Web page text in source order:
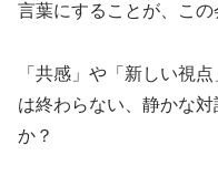
言葉にすることが、この
「共感」や「新しい視
は終わらない、静かな
か？